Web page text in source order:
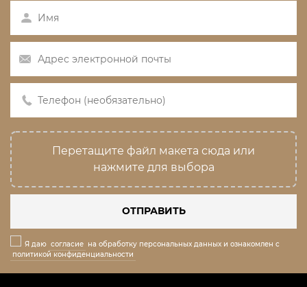
Перетащите файл макета сюда или
нажмите для выбора
ОТПРАВИТЬ
Я даю согласие на обработку персональных данных и ознакомлен с
политикой конфиденциальности